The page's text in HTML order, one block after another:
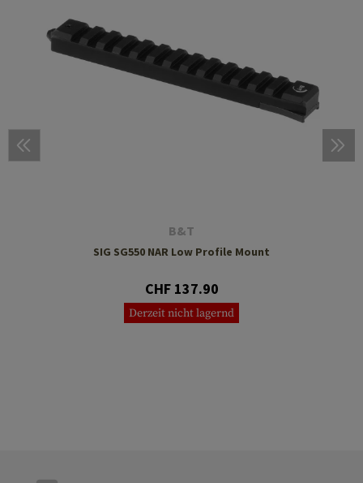
B&T
SIG SG550 NAR Low Profile Mount
CHF 137.90
Derzeit nicht lagernd